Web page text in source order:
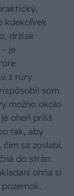
kdekoľvek
držiak
je
z rúry
som
možno okolo
oheň príliš
tak, aby
sa zoslabí.
do strán.
ohňa si